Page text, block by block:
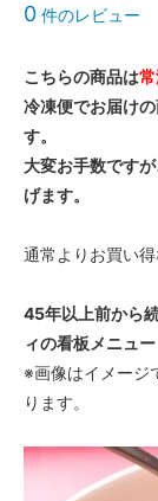
0 件のレビュー
こちらの商品は
冷凍便でお届け
す。
大変お手数です
げます。
通常よりお買い
45年以上前から
ィの看板メニュ
※画像はイメージ
ります。